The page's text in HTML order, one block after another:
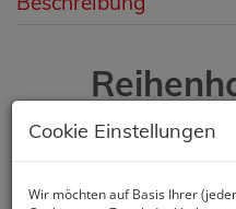
Dietmar-
Kremser-
St.
Cookie Einstellungen
Wir möchten auf Basis Ihrer